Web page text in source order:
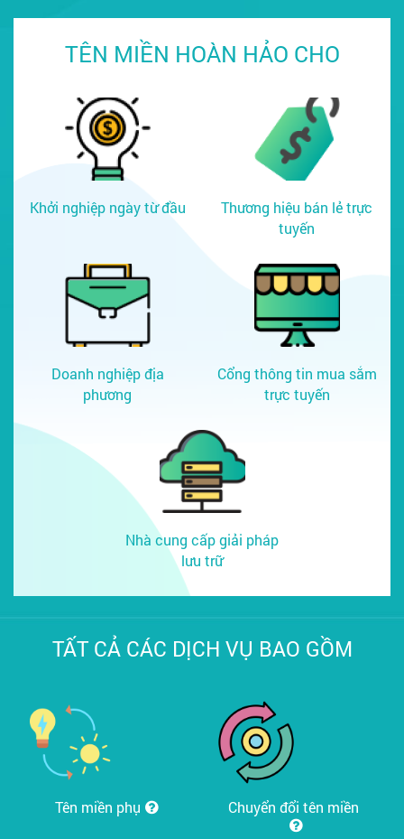
TÊN MIỀN HOÀN HẢO CHO
Khởi nghiệp ngày từ đầu
Thương hiệu bán lẻ trực
tuyến
Doanh nghiệp địa
phương
Cổng thông tin mua sắm
trực tuyến
Nhà cung cấp giải pháp
lưu trữ
TẤT CẢ CÁC DỊCH VỤ BAO GỒM
Tên miền phụ Chuyển đổi tên miền